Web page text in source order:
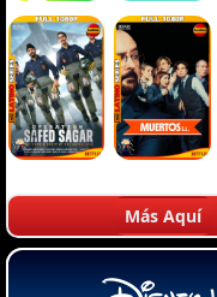
Más Aquí